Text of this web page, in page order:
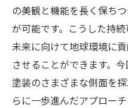
の美観と機能を長く保ち
が可能です。こうした持続
未来に向けて地球環境に
させることができます。
塗装のさまざまな側面を
らに一歩進んだアプロー